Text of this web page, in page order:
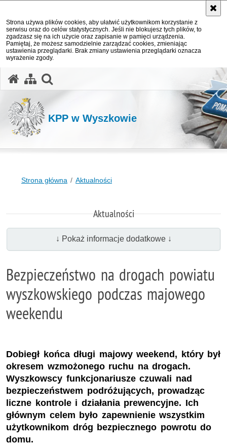
Strona używa plików cookies, aby ułatwić użytkownikom korzystanie z
serwisu oraz do celów statystycznych. Jeśli nie blokujesz tych plików, to
zgadzasz się na ich użycie oraz zapisanie w pamięci urządzenia.
Pamiętaj, że możesz samodzielnie zarządzać cookies, zmieniając
ustawienia przeglądarki. Brak zmiany ustawienia przeglądarki oznacza
wyrażenie zgody.
KPP w Wyszkowie
Strona główna Aktualności
Aktualności
↓ Pokaż informacje dodatkowe ↓
Bezpieczeństwo na drogach powiatu
wyszkowskiego podczas majowego
weekendu
Dobiegł końca długi majowy weekend, który był
okresem wzmożonego ruchu na drogach.
Wyszkowscy funkcjonariusze czuwali nad
bezpieczeństwem podróżujących, prowadząc
liczne kontrole i działania prewencyjne. Ich
głównym celem było zapewnienie wszystkim
użytkownikom dróg bezpiecznego powrotu do
domu.